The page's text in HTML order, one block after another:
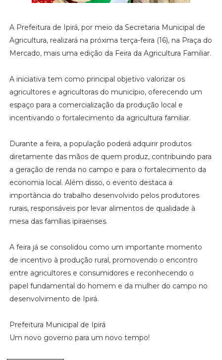
A Prefeitura de Ipirá, por meio da Secretaria Municipal de
Agricultura, realizará na próxima terça-feira (16), na Praça do
Mercado, mais uma edição da Feira da Agricultura Familiar.
A iniciativa tem como principal objetivo valorizar os
agricultores e agricultoras do município, oferecendo um
espaço para a comercialização da produção local e
incentivando o fortalecimento da agricultura familiar.
Durante a feira, a população poderá adquirir produtos
diretamente das mãos de quem produz, contribuindo para
a geração de renda no campo e para o fortalecimento da
economia local. Além disso, o evento destaca a
importância do trabalho desenvolvido pelos produtores
rurais, responsáveis por levar alimentos de qualidade à
mesa das famílias ipiraenses.
A feira já se consolidou como um importante momento
de incentivo à produção rural, promovendo o encontro
entre agricultores e consumidores e reconhecendo o
papel fundamental do homem e da mulher do campo no
desenvolvimento de Ipirá.
Prefeitura Municipal de Ipirá
Um novo governo para um novo tempo!